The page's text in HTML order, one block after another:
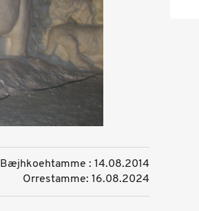
Bæjhkoehtamme : 14.08.2014
Orrestamme: 16.08.2024